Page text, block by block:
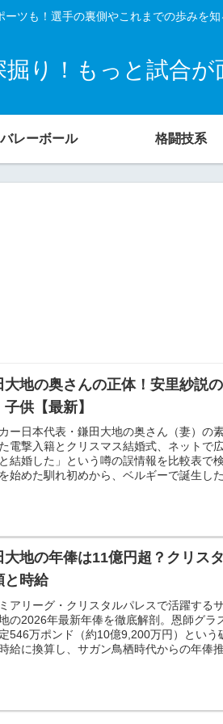
ーツも！選手の裏側やこれまでの歩みを
り！もっと試合
バレーボール 格闘技系
大地の奥さんの正体！安里紗説
子供【最新】
ー日本代表・鎌田大地の奥さん（妻）の
電撃入籍とクリスマス結婚式、ネットで
結婚した」という噂の誤情報を比較表で
始めた馴れ初めから、ベルギーで誕生し
大地の年俸は11億円超？クリス
と時給
アリーグ・クリスタルパレスで活躍する
の2026年最新年俸を徹底解剖。恩師グラ
546万ポンド（約10億9,200万円）という
給に換算し、サガン鳥栖時代からの年俸